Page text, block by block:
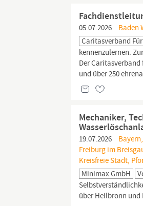
05.07.2026
Baden
Caritasverband
kennenzulernen.
Der
und über 250
Mechaniker,
19.07.2026
Freiburg im
Kreisfreie Stadt,
Minimax GmbH
über Heil­bronn und